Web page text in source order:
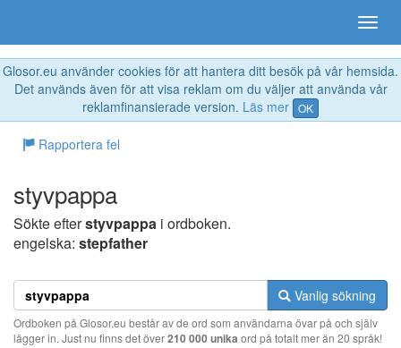
Glosor.eu använder cookies för att hantera ditt besök på vår hemsida.
Det används även för att visa reklam om du väljer att använda vår
reklamfinansierade version. Läs mer OK
Rapportera fel
styvpappa
Sökte efterstyvpappa i ordboken.
engelska: stepfather
Vanlig sökning
Ordboken på Glosor.eu består av de ord som användarna övar på och själv
lägger in. Just nu finns det över210 000 unika ord på totalt mer än 20 språk!